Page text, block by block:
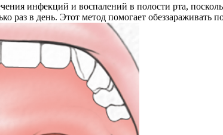
инфекций и воспалений в полости рта,
раз в день. Этот метод помогает обеззараживать